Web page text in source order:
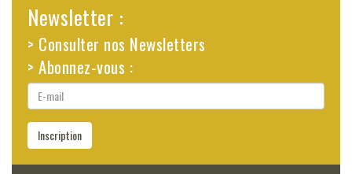
Newsletter :
> Consulter nos Newsletters
> Abonnez-vous :
E-
mail
Inscription